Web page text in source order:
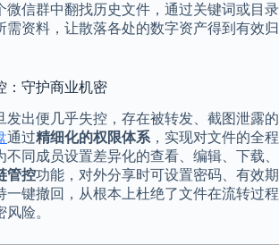
微信群中翻找历史文件，通过关键词或目录
需资料，让散落各处的数字资产得到有效归
：守护商业机密
发出便几乎失控，存在被转发、截图泄露的
通过精细化的权限体系，实现对文件的全程
同成员设置差异化的查看、编辑、下载、
管控功能，对外分享时可设置密码、有效期
一键撤回，从根本上杜绝了文件在流转过程
险。